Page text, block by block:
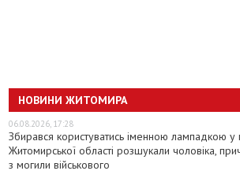
НОВИНИ ЖИТОМИРА
06.08.2026, 17:28
Збирався користуватись іменною лампадкою у
Житомирської області розшукали чоловіка,
з могили військового